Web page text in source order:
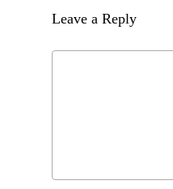
Leave a Reply